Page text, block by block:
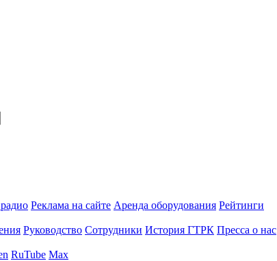
Реклама на сайте Аренда оборудования Рейтинги
Руководство Сотрудники История ГТРК Пресса о нас
RuTube Max